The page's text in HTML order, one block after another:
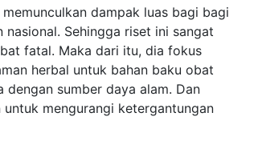
dampak luas bagi bagi
Sehingga riset ini sangat
fatal. Maka dari itu, dia fokus
herbal untuk bahan baku obat
sumber daya alam. Dan
mengurangi ketergantungan